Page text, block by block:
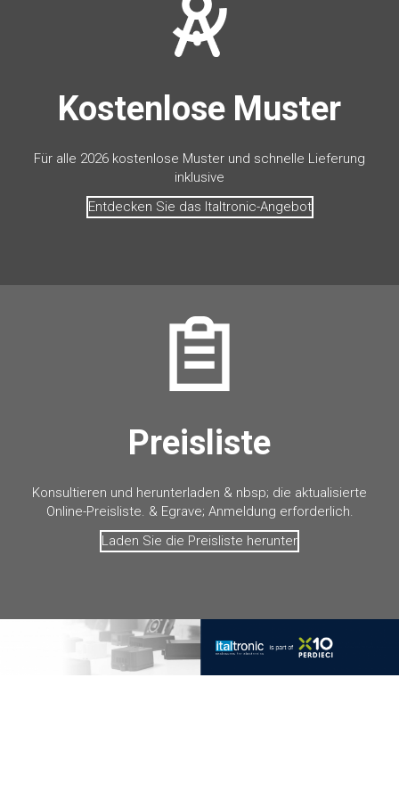
Kostenlose Muster
Für alle 2026 kostenlose Muster und schnelle Lieferung
inklusive
Entdecken Sie das Italtronic-Angebot
Preisliste
Konsultieren und herunterladen & nbsp; die aktualisierte
Online-Preisliste. & Egrave; Anmeldung erforderlich.
Laden Sie die Preisliste herunter